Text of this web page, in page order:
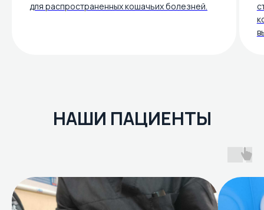
для распространенных кошачьих болезней.
НАШИ ПАЦИЕНТЫ